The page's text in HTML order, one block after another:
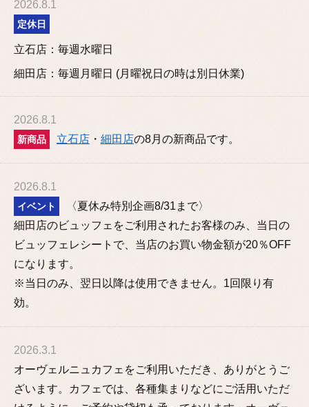
2026.8.1
定休日
立石店：毎週水曜日
細田店：毎週月曜日 (月曜祝日の時は別日休業)
2026.8.1
新商品 立石店 ・ 細田店の8月の新商品です。
2026.8.1
イベント
〈夏休み特別企画8/31まで〉
細田店のビュッフェをご利用されたお客様のみ、当日の
ビュッフェレシートで、当店のお買い物金額が20％OFF
になります。
※当日のみ、翌日以降は使用できません。1回限り有
効。
2026.3.1
オーヴェルニュカフェをご利用いただき、ありがとうご
ざいます。カフェでは、各種集まりなどにご活用いただ